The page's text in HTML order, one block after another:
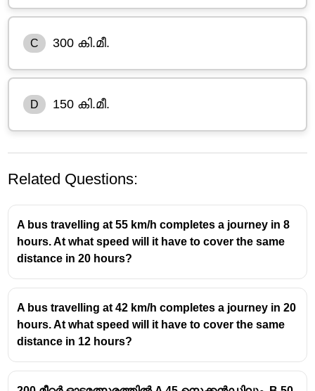
C 300 കി.മീ.
D 150 കി.മീ.
Related Questions:
A bus travelling at 55 km/h completes a journey in 8
hours. At what speed will it have to cover the same
distance in 20 hours?
A bus travelling at 42 km/h completes a journey in 20
hours. At what speed will it have to cover the same
distance in 12 hours?